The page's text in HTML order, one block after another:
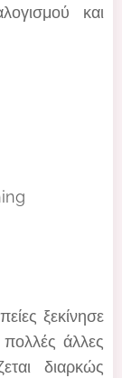
και
ξεκίνησε
άλλες
διαρκώς